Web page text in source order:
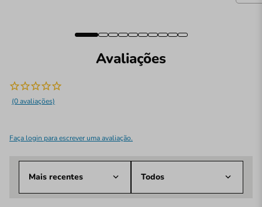
Avaliações
(0 avaliações)
Faça login para escrever uma avaliação.
Mais recentes Todos